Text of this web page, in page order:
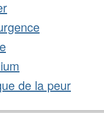
de la peur